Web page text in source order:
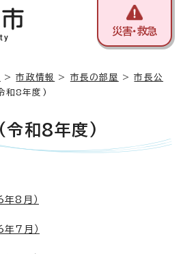
災害・救急
>市政情報 > 市長の部屋 >市長公
和8年度)
令和8年度)
8月）
7月）